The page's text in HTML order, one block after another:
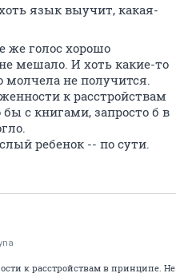
язык выучит, какая-
же голос хорошо
мешало. И хоть какие-то
молчела не получится.
к расстройствам
с книгами, запросто б в
ребенок -- по сути.
к расстройствам в принципе. Не